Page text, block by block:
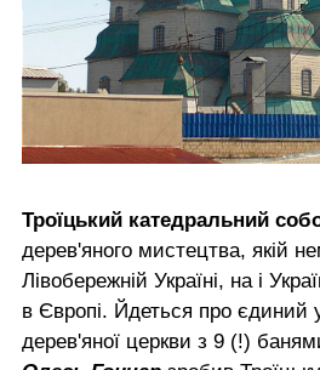
Троїцький катедральний
дерев'яного мистецтва, якій
Лівобережній Україні, на і
в Європі. Йдеться про єдиний
дерев'яної церкви з 9 (!)